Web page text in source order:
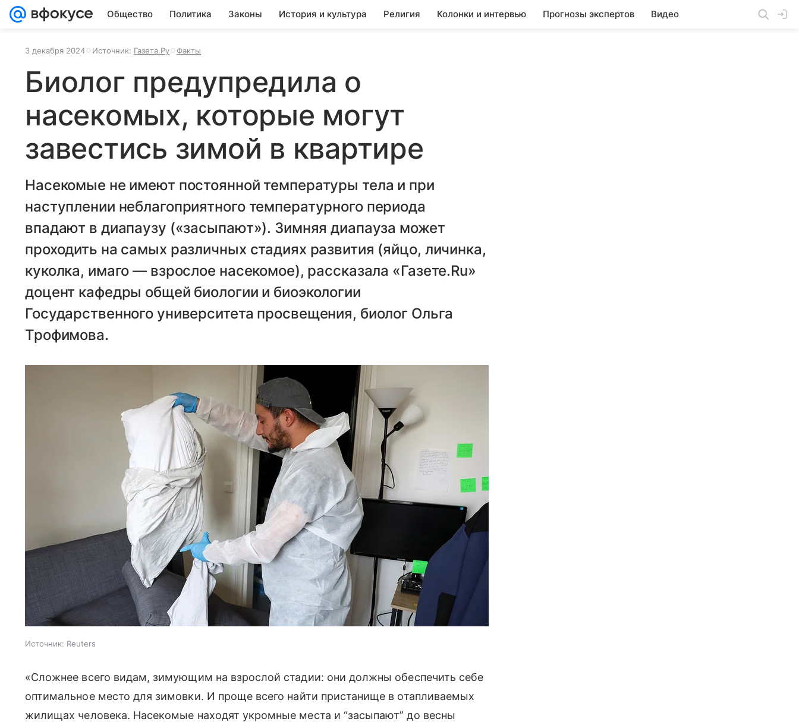
Общество Политика Законы История и культура Религия Колонки и интервью Прогнозы экспертов Видео
3 декабря 2024 Источник: Газета.Ру Факты
Биолог предупредила о
насекомых, которые могут
завестись зимой в квартире
Насекомые не имеют постоянной температуры тела и при
наступлении неблагоприятного температурного периода
впадают в диапаузу («засыпают»). Зимняя диапауза может
проходить на самых различных стадиях развития (яйцо, личинка,
куколка, имаго — взрослое насекомое), рассказала «Газете.Ru»
доцент кафедры общей биологии и биоэкологии
Государственного университета просвещения, биолог Ольга
Трофимова.
Источник: Reuters
«Сложнее всего видам, зимующим на взрослой стадии: они должны обеспечить себе
оптимальное место для зимовки. И проще всего найти пристанище в отапливаемых
жилищах человека. Насекомые находят укромные места и “засыпают” до весны